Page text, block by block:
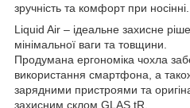
зручність та комфорт при носінні.
Liquid Air – ідеальне захисне
мінімальної ваги та товщини.
Продумана ергономіка чохла
використання смартфона, а
зарядними пристроями та
захисним склом GLAS.tR.